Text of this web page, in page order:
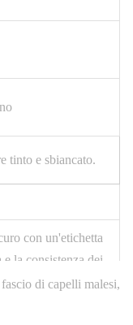
tinto e sbiancato.
con un'etichetta
la consistenza dei
scatola nera
davanti
di capelli malesi,